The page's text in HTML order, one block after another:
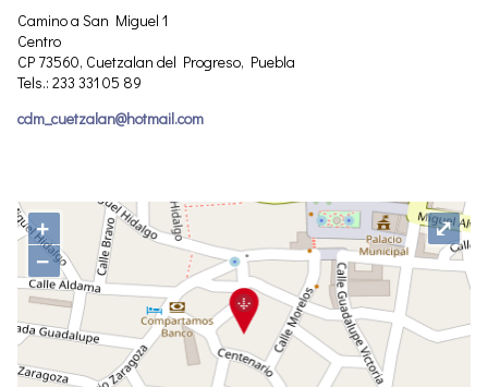
Camino a San Miguel 1
Centro
CP 73560, Cuetzalan del Progreso, Puebla
Tels.: 233 331 05 89
cdm_cuetzalan@hotmail.com
+
−
⤢